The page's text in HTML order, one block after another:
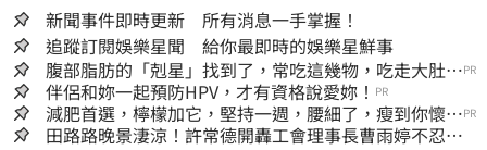
新聞事件即時更新 所有消息一手掌握！
追蹤訂閱娛樂星聞 給你最即時的娛樂星鮮事
腹部脂肪的「剋星」找到了，常吃這幾物，吃走大肚
囊，瘦出小蠻腰
PR
伴侶和妳一起預防HPV，才有資格說愛妳！ PR
減肥首選，檸檬加它，堅持一週，腰細了，瘦到你懷疑
人生
PR
田路路晚景淒涼！許常德開轟工會理事長曹雨婷不忍